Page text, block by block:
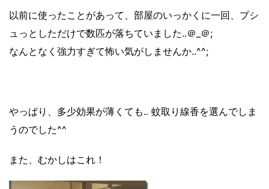
以前に使ったことがあって、部屋のいっかくに一回、プシ
ュっとしただけで数匹が落ちていました..＠_＠;
なんとなく強力すぎて怖い気がしませんか..^^;
やっぱり、 多少効果が薄くても.. 蚊取り線香を選んでしま
うのでした^^
また、むかしはこれ！